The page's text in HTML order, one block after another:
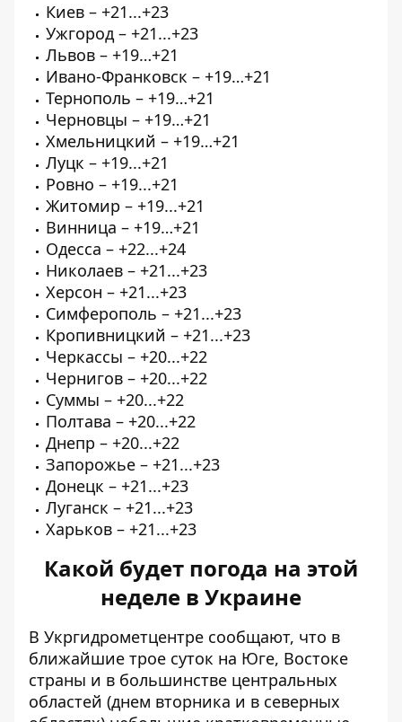
Киев – +21...+23
Ужгород – +21...+23
Львов – +19…+21
Ивано-Франковск – +19…+21
Тернополь – +19…+21
Черновцы – +19…+21
Хмельницкий – +19…+21
Луцк – +19...+21
Ровно – +19...+21
Житомир – +19...+21
Винница – +19…+21
Одесса – +22...+24
Николаев – +21...+23
Херсон – +21...+23
Симферополь – +21...+23
Кропивницкий – +21...+23
Черкассы – +20...+22
Чернигов – +20...+22
Суммы – +20...+22
Полтава – +20...+22
Днепр – +20...+22
Запорожье – +21...+23
Донецк – +21...+23
Луганск – +21...+23
Харьков – +21...+23
Какой будет погода на этой
неделе в Украине
В Укргидрометцентре сообщают, что в
ближайшие трое суток на Юге, Востоке
страны и в большинстве центральных
областей (днем вторника и в северных